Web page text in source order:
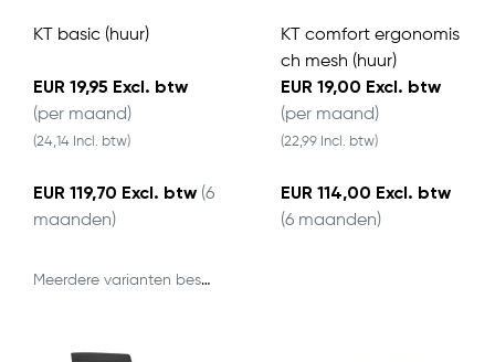
KT basic (huur)
EUR 19,95 Excl. btw
(per maand)
(24,14 Incl. btw)
EUR 119,70 Excl. btw (6
maanden)
Meerdere varianten beschikbaar
KT comfort ergonomis
ch mesh (huur)
EUR 19,00 Excl. btw
(per maand)
(22,99 Incl. btw)
EUR 114,00 Excl. btw
(6 maanden)